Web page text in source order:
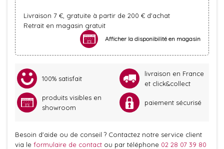
Livraison 7 €, gratuite à partir de 200 € d'achat
Retrait en magasin gratuit
Afficher la disponibilité en magasin
100% satisfait
livraison en France
et click&collect
produits visibles en
showroom
paiement sécurisé
Besoin d'aide ou de conseil ? Contactez notre service client
via le formulaire de contact ou par téléphone 02 28 07 39 80